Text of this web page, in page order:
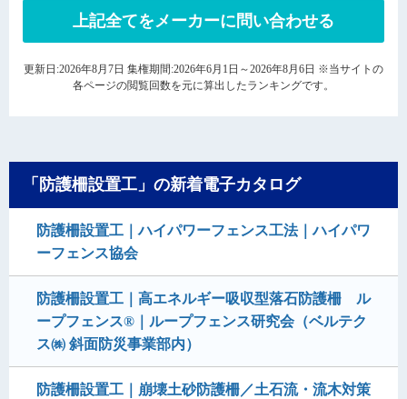
上記全てをメーカーに問い合わせる
更新日:2026年8月7日 集権期間:2026年6月1日～2026年8月6日 ※当サイトの
各ページの閲覧回数を元に算出したランキングです。
「防護柵設置工」の新着電子カタログ
防護柵設置工｜ハイパワーフェンス工法｜ハイパワ
ーフェンス協会
防護柵設置工｜高エネルギー吸収型落石防護柵 ル
ープフェンス®｜ループフェンス研究会（ベルテク
ス㈱ 斜面防災事業部内）
防護柵設置工｜崩壊土砂防護柵／土石流・流木対策